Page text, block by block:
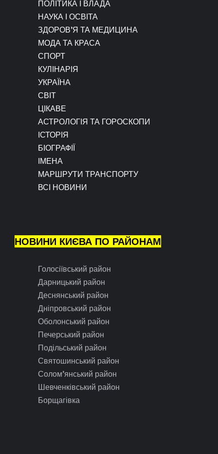
ПОЛІТИКА І ВЛАДА
НАУКА І ОСВІТА
ЗДОРОВ’Я ТА МЕДИЦИНА
МОДА ТА КРАСА
СПОРТ
КУЛІНАРІЯ
УКРАЇНА
СВІТ
ЦІКАВЕ
АСТРОЛОГІЯ ТА ГОРОСКОПИ
ІСТОРІЯ
БІОГРАФІЇ
ІМЕНА
МАРШРУТИ ТРАНСПОРТУ
ВСІ НОВИНИ
НОВИНИ КИЄВА ПО РАЙОНАМ
Голосіївський район
Дарницький район
Деснянський район
Дніпровський район
Оболонський район
Печерський район
Подільський район
Святошинський район
Солом’янський район
Шевченківський район
Борщагівка